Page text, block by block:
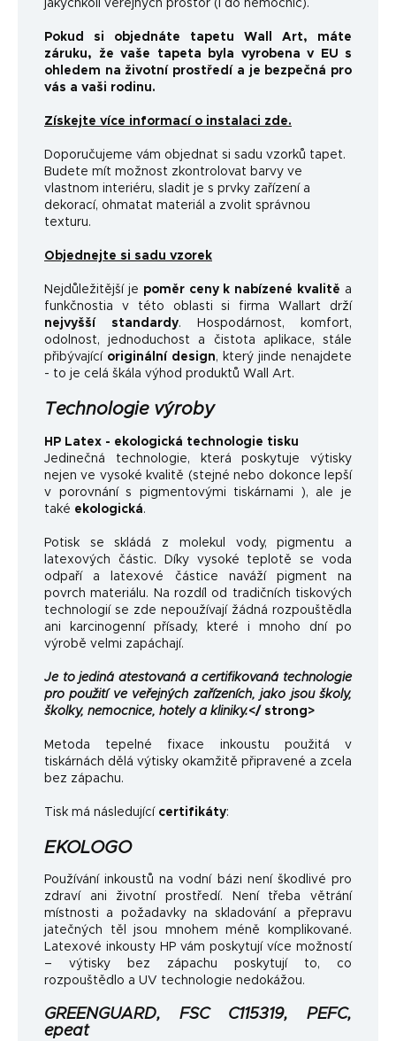
jakýchkoli veřejných prostor (i do nemocnic).
Pokud si objednáte tapetu Wall Art, máte
záruku, že vaše tapeta byla vyrobena v EU s
ohledem na životní prostředí a je bezpečná pro
vás a vaši rodinu.
Získejte více informací o instalaci zde.
Doporučujeme vám objednat si sadu vzorků tapet.
Budete mít možnost zkontrolovat barvy ve
vlastnom interiéru, sladit je s prvky zařízení a
dekorací, ohmatat materiál a zvolit správnou
texturu.
Objednejte si sadu vzorek
Nejdůležitější je poměr ceny k nabízené kvalitě a
funkčnostia v této oblasti si firma Wallart drží
nejvyšší standardy. Hospodárnost, komfort,
odolnost, jednoduchost a čistota aplikace, stále
přibývající originální design, který jinde nenajdete
- to je celá škála výhod produktů Wall Art.
Technologie výroby
HP Latex - ekologická technologie tisku
Jedinečná technologie, která poskytuje výtisky
nejen ve vysoké kvalitě (stejné nebo dokonce lepší
v porovnání s pigmentovými tiskárnami ), ale je
také ekologická.
Potisk se skládá z molekul vody, pigmentu a
latexových částic. Díky vysoké teplotě se voda
odpaří a latexové částice naváží pigment na
povrch materiálu. Na rozdíl od tradičních tiskových
technologií se zde nepoužívají žádná rozpouštědla
ani karcinogenní přísady, které i mnoho dní po
výrobě velmi zapáchají.
Je to jediná atestovaná a certifikovaná technologie
pro použití ve veřejných zařízeních, jako jsou školy,
školky, nemocnice, hotely a kliniky.</ strong>
Metoda tepelné fixace inkoustu použitá v
tiskárnách dělá výtisky okamžitě připravené a zcela
bez zápachu.
Tisk má následující certifikáty:
EKOLOGO
Používání inkoustů na vodní bázi není škodlivé pro
zdraví ani životní prostředí. Není třeba větrání
místnosti a požadavky na skladování a přepravu
jatečných těl jsou mnohem méně komplikované.
Latexové inkousty HP vám poskytují více možností
– výtisky bez zápachu poskytují to, co
rozpouštědlo a UV technologie nedokážou.
GREENGUARD, FSC C115319, PEFC,
epeat